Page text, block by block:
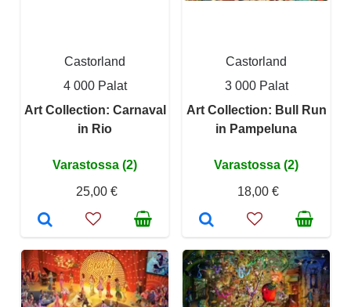
Castorland
4 000 Palat
Art Collection: Carnaval
in Rio
Varastossa (2)
25,00 €
Castorland
3 000 Palat
Art Collection: Bull Run
in Pampeluna
Varastossa (2)
18,00 €